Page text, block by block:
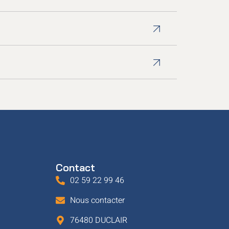
Contact
02 59 22 99 46
Nous contacter
76480 DUCLAIR